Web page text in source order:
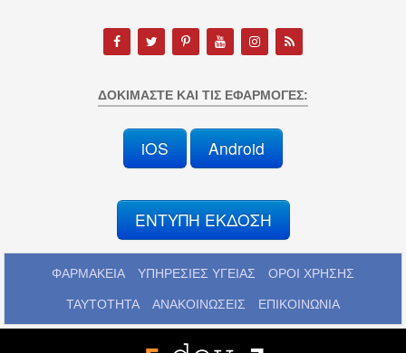
ΔΟΚΙΜΆΣΤΕ ΚΑΙ ΤΙΣ ΕΦΑΡΜΟΓΈΣ:
iOS Android
ΕΝΤΥΠΗ ΕΚΔΟΣΗ
ΦΑΡΜΑΚΕΙΑ ΥΠΗΡΕΣΙΕΣ ΥΓΕΙΑΣ ΟΡΟΙ ΧΡΗΣΗΣ
ΤΑΥΤΟΤΗΤΑ ΑΝΑΚΟΙΝΩΣΕΙΣ ΕΠΙΚΟΙΝΩΝΙΑ